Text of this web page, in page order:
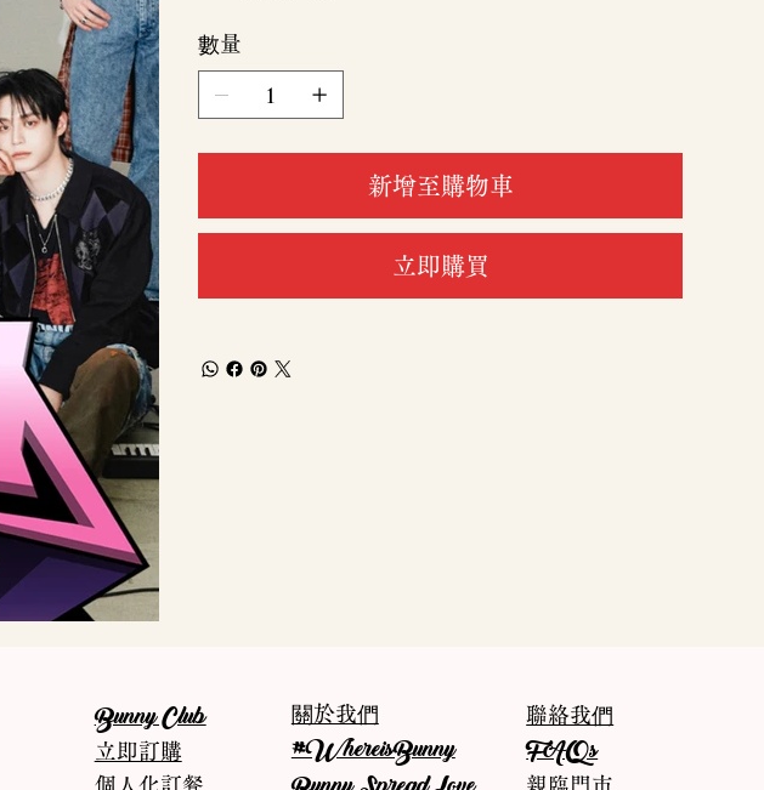
數量
新增至購物車
立即購買
Bunny Club
立即訂購
個人化訂餐
關於我們
#WhereisBunny
聯絡我們
FAQs
親臨門市